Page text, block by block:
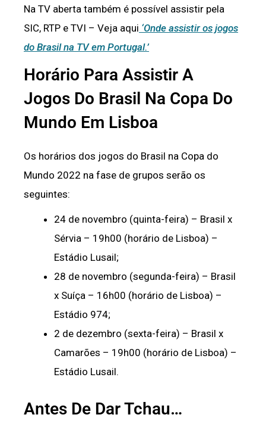
Na TV aberta também é possível assistir pela
SIC, RTP e TVI – Veja aqui ‘Onde assistir os jogos
do Brasil na TV em Portugal.’
Horário Para Assistir A
Jogos Do Brasil Na Copa Do
Mundo Em Lisboa
Os horários dos jogos do Brasil na Copa do
Mundo 2022 na fase de grupos serão os
seguintes:
24 de novembro (quinta-feira) – Brasil x
Sérvia – 19h00 (horário de Lisboa) –
Estádio Lusail;
28 de novembro (segunda-feira) – Brasil
x Suíça – 16h00 (horário de Lisboa) –
Estádio 974;
2 de dezembro (sexta-feira) – Brasil x
Camarões – 19h00 (horário de Lisboa) –
Estádio Lusail.
Antes De Dar Tchau…